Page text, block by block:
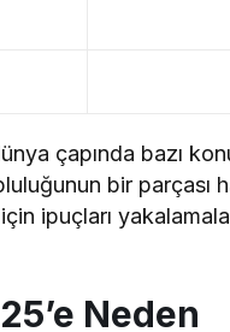
çapında bazı
bir parçası
ipuçları
Neden